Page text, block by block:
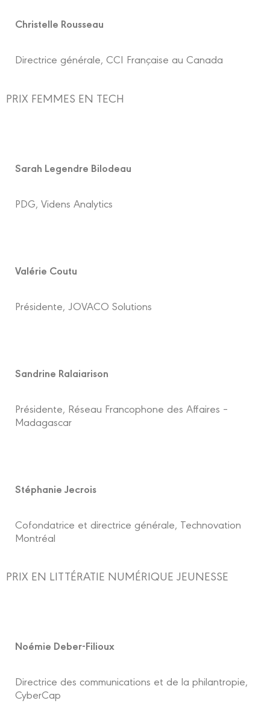
Christelle Rousseau
Directrice générale, CCI Française au Canada
PRIX FEMMES EN TECH
Sarah Legendre Bilodeau
PDG, Videns Analytics
Valérie Coutu
Présidente, JOVACO Solutions
Sandrine Ralaiarison
Présidente, Réseau Francophone des Affaires –
Madagascar
Stéphanie Jecrois
Cofondatrice et directrice générale, Technovation
Montréal
PRIX EN LITTÉRATIE NUMÉRIQUE JEUNESSE
Noémie Deber-Filioux
Directrice des communications et de la philantropie,
CyberCap